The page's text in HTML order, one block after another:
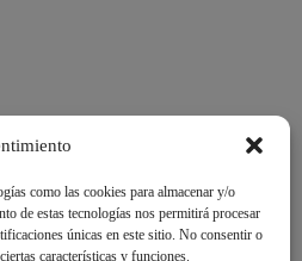
como las cookies para almacenar y/o
de estas tecnologías nos permitirá procesar
únicas en este sitio. No consentir o
características y funciones.